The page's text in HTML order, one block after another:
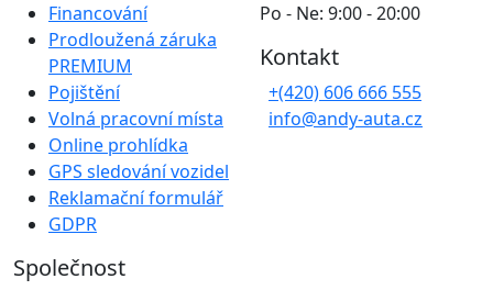
Financování
Prodloužená záruka
PREMIUM
Pojištění
Volná pracovní místa
Online prohlídka
GPS sledování vozidel
Reklamační formulář
GDPR
Po - Ne: 9:00 - 20:00
Kontakt
+(420) 606 666 555
info@andy-auta.cz
Společnost